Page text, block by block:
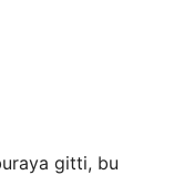
gitti, bu